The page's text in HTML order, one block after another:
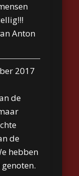
Anton
2017
de
de
hebben